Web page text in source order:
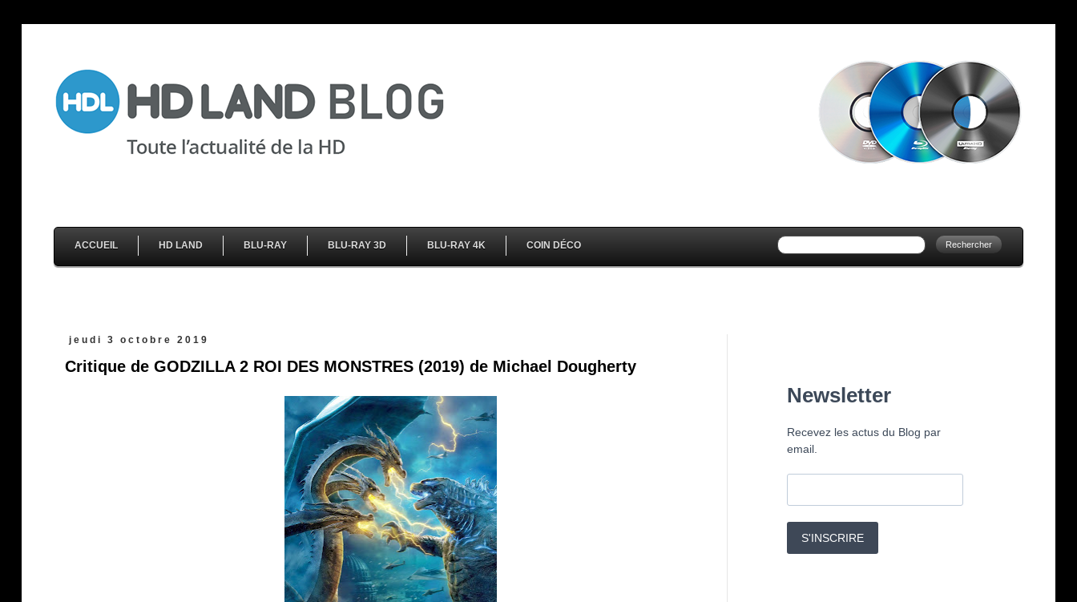
ACCUEIL HD LAND BLU-RAY BLU-RAY 3D BLU-RAY 4K COIN DÉCO
jeudi 3 octobre 2019
Critique de GODZILLA 2 ROI DES MONSTRES (2019) de Michael Dougherty
Newsletter
Recevez les actus du Blog par
email.
S'INSCRIRE